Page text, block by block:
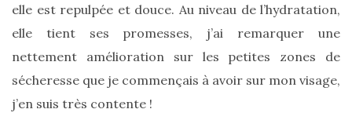
elle est repulpée et douce. Au niveau de l’hydratation,
elle tient ses promesses, j’ai remarquer une
nettement amélioration sur les petites zones de
sécheresse que je commençais à avoir sur mon visage,
j’en suis très contente !